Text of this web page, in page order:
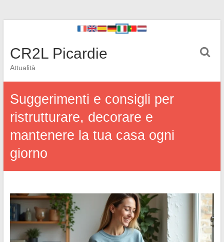
CR2L Picardie
Attualità
Suggerimenti e consigli per
ristrutturare, decorare e
mantenere la tua casa ogni
giorno